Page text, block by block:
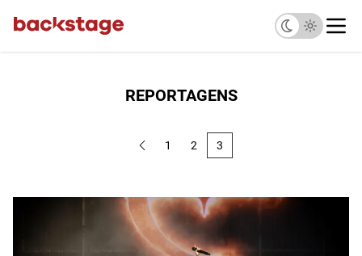
REPORTAGENS
1 2 3